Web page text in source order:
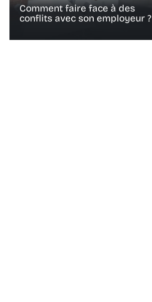
Comment faire face à des
conflits avec son employeur ?